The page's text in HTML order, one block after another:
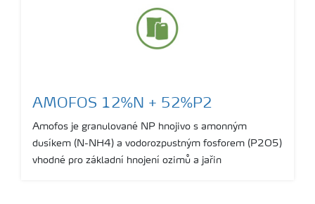
AMOFOS 12%N + 52%P2
Amofos je granulované NP hnojivo s amonným
dusíkem (N-NH4) a vodorozpustným fosforem (P2O5)
vhodné pro základní hnojení ozimů a jařin